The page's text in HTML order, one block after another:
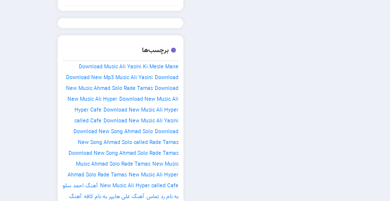
برچسب‌ها
Download Music Ali Yasini Ki Mesle Mane
Download New Mp3 Music Ali Yasini Download
New Music Ahmad Solo Rade Tamas Download
New Music Ali Hyper Download New Music Ali
Hyper Cafe Download New Music Ali Hyper
called Cafe Download New Music Ali Yasini
Download New Song Ahmad Solo Download
New Song Ahmad Solo called Rade Tamas
Download New Song Ahmad Solo Rade Tamas
Music Ahmad Solo Rade Tamas New Music
Ahmad Solo Rade Tamas New Music Ali Hyper
New Music Ali Hyper called Cafe آهنگ احمد سلو
به نام رد تماس آهنگ علی هایپر به نام کافه آهنگ